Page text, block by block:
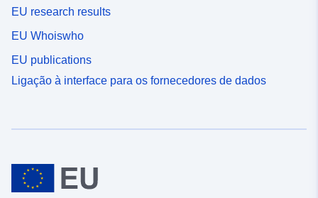
EU research results
EU Whoiswho
EU publications
Ligação à interface para os fornecedores de dados